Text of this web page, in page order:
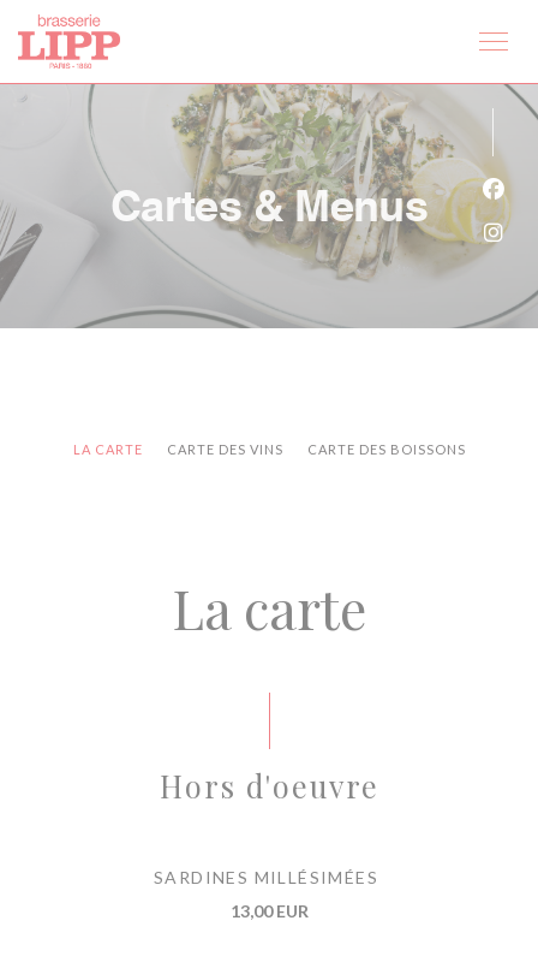
Personnalisation de vos choix en matière de cookies
Cartes & Menus
LA CARTE CARTE DES VINS CARTE DES BOISSONS
La carte
Hors d'oeuvre
SARDINES MILLÉSIMÉES
13,00 EUR